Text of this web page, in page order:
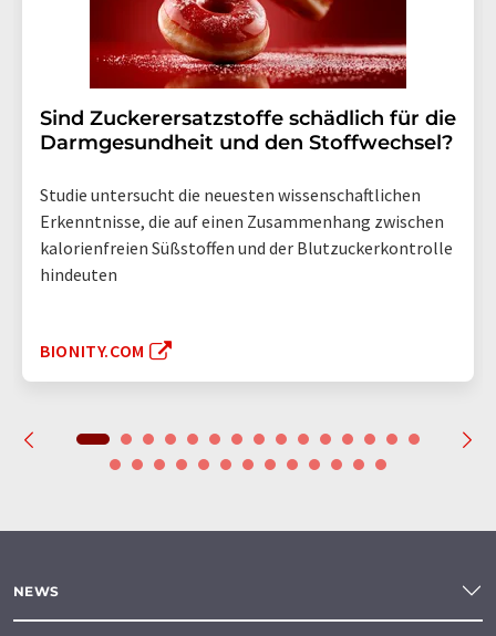
Sind Zuckerersatzstoffe schädlich für die
Darmgesundheit und den Stoffwechsel?
Studie untersucht die neuesten wissenschaftlichen
Erkenntnisse, die auf einen Zusammenhang zwischen
kalorienfreien Süßstoffen und der Blutzuckerkontrolle
hindeuten
BIONITY.COM
NEWS